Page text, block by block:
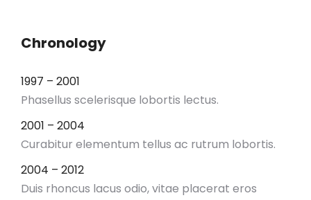
Chronology
1997 – 2001
Phasellus scelerisque lobortis lectus.
2001 – 2004
Curabitur elementum tellus ac rutrum lobortis.
2004 – 2012
Duis rhoncus lacus odio, vitae placerat eros